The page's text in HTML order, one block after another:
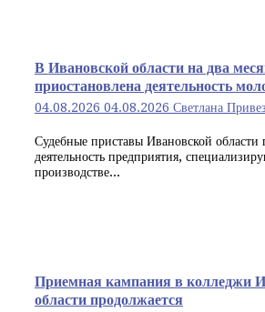
В Ивановской области на два
приостановлена деятельность
04.08.2026 04.08.2026 Светлана
Судебные приставы Ивановской области
деятельность предприятия,
производстве...
Приемная кампания в колледжи
области продолжается